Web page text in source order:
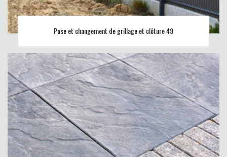
Pose et changement de grillage et clôture 49